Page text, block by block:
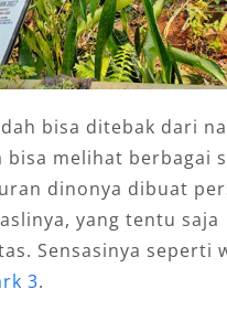
bisa ditebak dari
bisa melihat berbagai
dinonya dibuat
yang tentu saja
Sensasinya seperti
3.